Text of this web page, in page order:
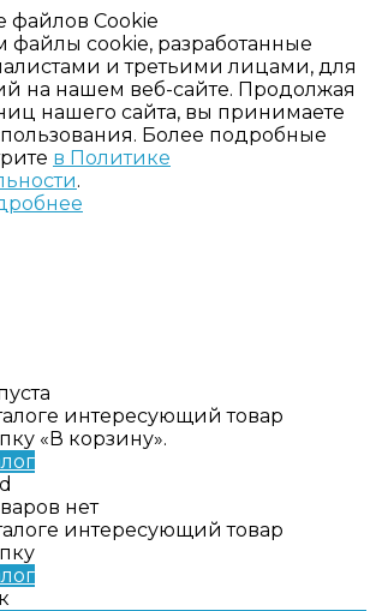
файлов Cookie
файлы cookie, разработанные
и третьими лицами, для
на нашем веб-сайте. Продолжая
нашего сайта, вы принимаете
Более подробные
в Политике
.
интересующий товар
«В корзину».
нет
интересующий товар